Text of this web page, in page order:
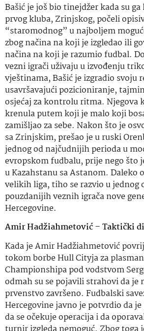
Bašić je još bio tinejdžer kada su
prvog kluba, Zrinjskog, počeli
“staromodnog” u najboljem
zbog načina na koji je izgledao ili
načina na koji je razumio fudbal.
vezni igrači uživaju u izvođenju
vještinama, Bašić je izgradio svoju
usavršavajući pozicioniranje,
osjećaj za kontrolu ritma. Njegova
krenula putem koji je malo koji
zamišljao za sebe. Nakon što je
sa Zrinjskim, prešao je u ruski
jednog od najčudnijih perioda u
evropskom fudbalu, prije nego što
u Kazahstanu sa Astanom. Daleko
velikih liga, tiho se razvio u jednog
pouzdanijih veznih igrača nove
Hercegovine.
Amir Hadžiahmetović – Taktički
Kada je Amir Hadžiahmetović
tokom borbe Hull Cityja za
Championshipa pod vodstvom
odmah su se pojavili strahovi da je
prvenstvo završeno. Fudbalski
Hercegovine javno je potvrdio da
da se očekuje operacija i da